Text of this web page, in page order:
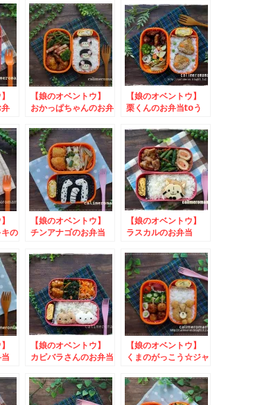
】
ペ
【娘のオベントウ】
おかっぱちゃんのお弁
【娘のオベントウ】
栗くんのお弁当toう
】
の
ペ
【娘のオベントウ】
チンアナゴのお弁当
ペーン
【娘のオベントウ】
ラスカルのお弁当
】
【娘のオベントウ】
カピバラさんのお弁当
【娘のオベントウ】
くまのがっこう☆ジャ